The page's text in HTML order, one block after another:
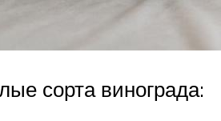
сорта винограда: